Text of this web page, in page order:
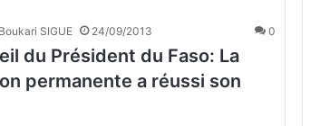
SIGUE 24/09/2013 0
du Président du Faso: La
permanente a réussi son